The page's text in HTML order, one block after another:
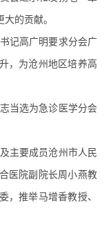
的贡献。
记高广明要求分会广
，为沧州地区培养高
当选为急诊医学分会
主要成员沧州市人民
医院副院长周小燕教
，推举马增香教授、